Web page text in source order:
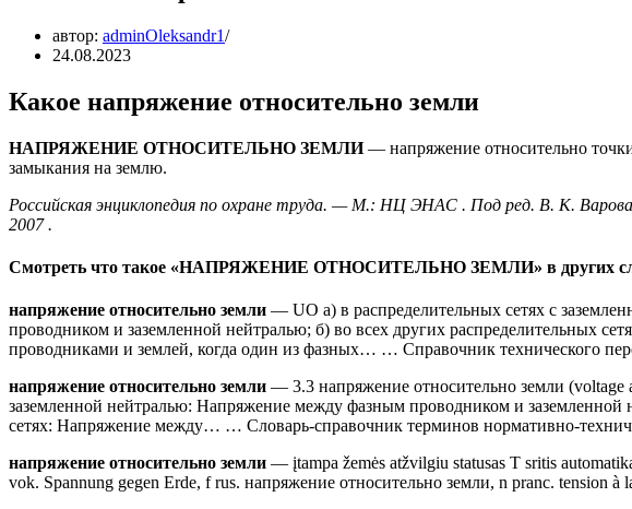
автор: adminOleksandr1
24.08.2023
Какое напряжение относительно земли
НАПРЯЖЕНИЕ ОТНОСИТЕЛЬНО ЗЕМЛИ— напряжение относительно
замыкания на землю.
Российская энциклопедия по охране труда. — М.: НЦ ЭНАС . Под ред. В. К.
2007 .
Смотреть что такое «НАПРЯЖЕНИЕ ОТНОСИТЕЛЬНО ЗЕМЛИ» в других
напряжение относительно земли — UO а) в распределительных сетях с
проводником и заземленной нейтралью; б) во всех других распределительных
проводниками и землей, когда один из фазных… … Справочник технического
напряжение относительно земли — 3.3 напряжение относительно земли (voltage
заземленной нейтралью: Напряжение между фазным проводником и заземленной
сетях: Напряжение между… … Словарь-справочник терминов нормативно-
напряжение относительно земли — įtampa žemės atžvilgiu statusas T sritis
vok. Spannung gegen Erde, f rus. напряжение относительно земли, n pranc. tension